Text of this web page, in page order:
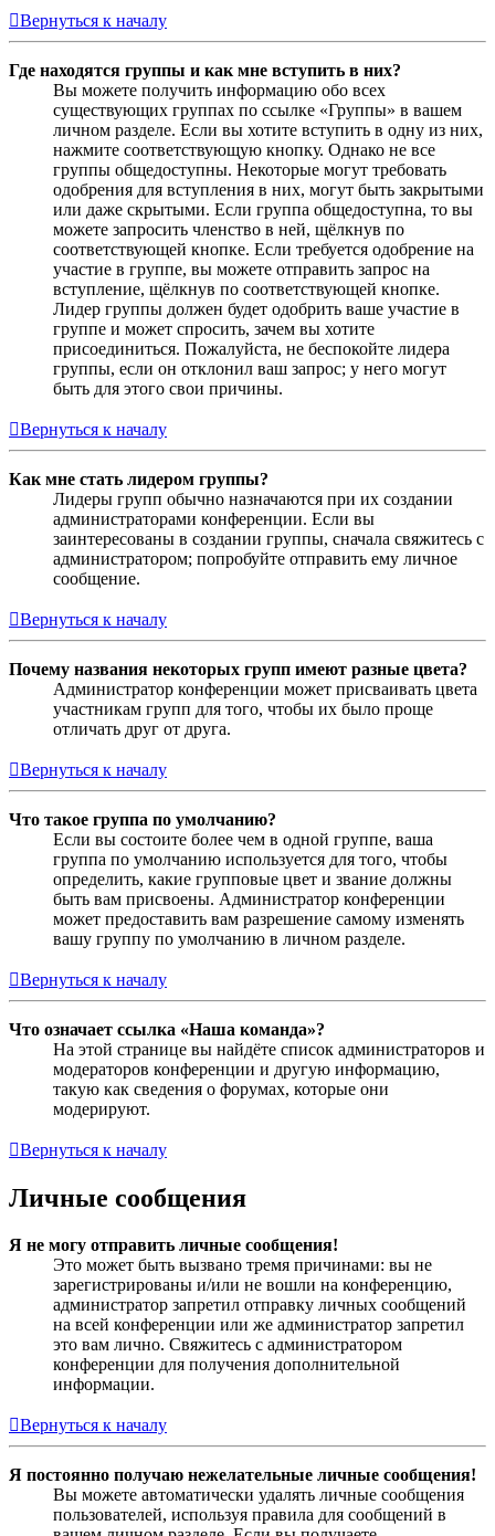
Вернуться к началу
Где находятся группы и как мне вступить в них?
Вы можете получить информацию обо всех
существующих группах по ссылке «Группы» в вашем
личном разделе. Если вы хотите вступить в одну из них,
нажмите соответствующую кнопку. Однако не все
группы общедоступны. Некоторые могут требовать
одобрения для вступления в них, могут быть закрытыми
или даже скрытыми. Если группа общедоступна, то вы
можете запросить членство в ней, щёлкнув по
соответствующей кнопке. Если требуется одобрение на
участие в группе, вы можете отправить запрос на
вступление, щёлкнув по соответствующей кнопке.
Лидер группы должен будет одобрить ваше участие в
группе и может спросить, зачем вы хотите
присоединиться. Пожалуйста, не беспокойте лидера
группы, если он отклонил ваш запрос; у него могут
быть для этого свои причины.
Вернуться к началу
Как мне стать лидером группы?
Лидеры групп обычно назначаются при их создании
администраторами конференции. Если вы
заинтересованы в создании группы, сначала свяжитесь с
администратором; попробуйте отправить ему личное
сообщение.
Вернуться к началу
Почему названия некоторых групп имеют разные цвета?
Администратор конференции может присваивать цвета
участникам групп для того, чтобы их было проще
отличать друг от друга.
Вернуться к началу
Что такое группа по умолчанию?
Если вы состоите более чем в одной группе, ваша
группа по умолчанию используется для того, чтобы
определить, какие групповые цвет и звание должны
быть вам присвоены. Администратор конференции
может предоставить вам разрешение самому изменять
вашу группу по умолчанию в личном разделе.
Вернуться к началу
Что означает ссылка «Наша команда»?
На этой странице вы найдёте список администраторов и
модераторов конференции и другую информацию,
такую как сведения о форумах, которые они
модерируют.
Вернуться к началу
Личные сообщения
Я не могу отправить личные сообщения!
Это может быть вызвано тремя причинами: вы не
зарегистрированы и/или не вошли на конференцию,
администратор запретил отправку личных сообщений
на всей конференции или же администратор запретил
это вам лично. Свяжитесь с администратором
конференции для получения дополнительной
информации.
Вернуться к началу
Я постоянно получаю нежелательные личные сообщения!
Вы можете автоматически удалять личные сообщения
пользователей, используя правила для сообщений в